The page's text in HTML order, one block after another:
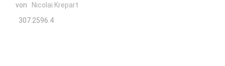
von
Nicolai Krepart
307.2596.4